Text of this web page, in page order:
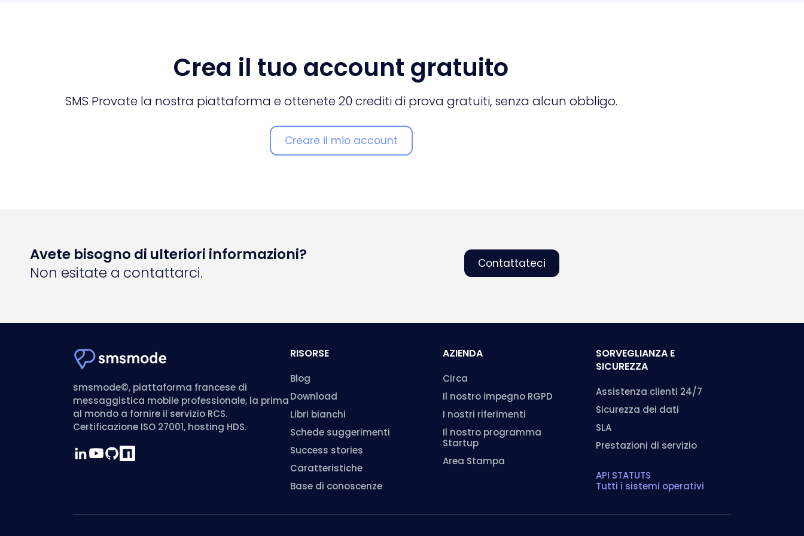
Crea il tuo account gratuito
SMS Provate la nostra piattaforma e ottenete 20 crediti di prova gratuiti, senza alcun obbligo.
Creare il mio account
Avete bisogno di ulteriori informazioni?
Non esitate a contattarci.
Contattateci
smsmode©, piattaforma francese di
messaggistica mobile professionale, la prima
al mondo a fornire il servizio RCS.
Certificazione ISO 27001, hosting HDS.
RISORSE
Blog
Download
Libri bianchi
Schede suggerimenti
Success stories
Caratteristiche
Base di conoscenze
AZIENDA
Circa
Il nostro impegno RGPD
I nostri riferimenti
Il nostro programma
Startup
Area Stampa
SORVEGLIANZA E
SICUREZZA
Assistenza clienti 24/7
Sicurezza dei dati
SLA
Prestazioni di servizio
API STATUTS
Tutti i sistemi operativi